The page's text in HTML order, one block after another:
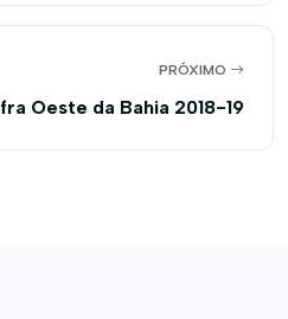
PRÓXIMO
Oeste da Bahia 2018-19